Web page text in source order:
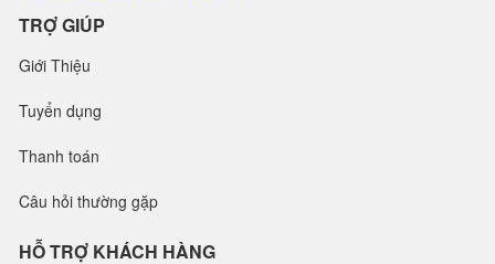
TRỢ GIÚP
Giới Thiệu
Tuyển dụng
Thanh toán
Câu hỏi thường gặp
HỖ TRỢ KHÁCH HÀNG